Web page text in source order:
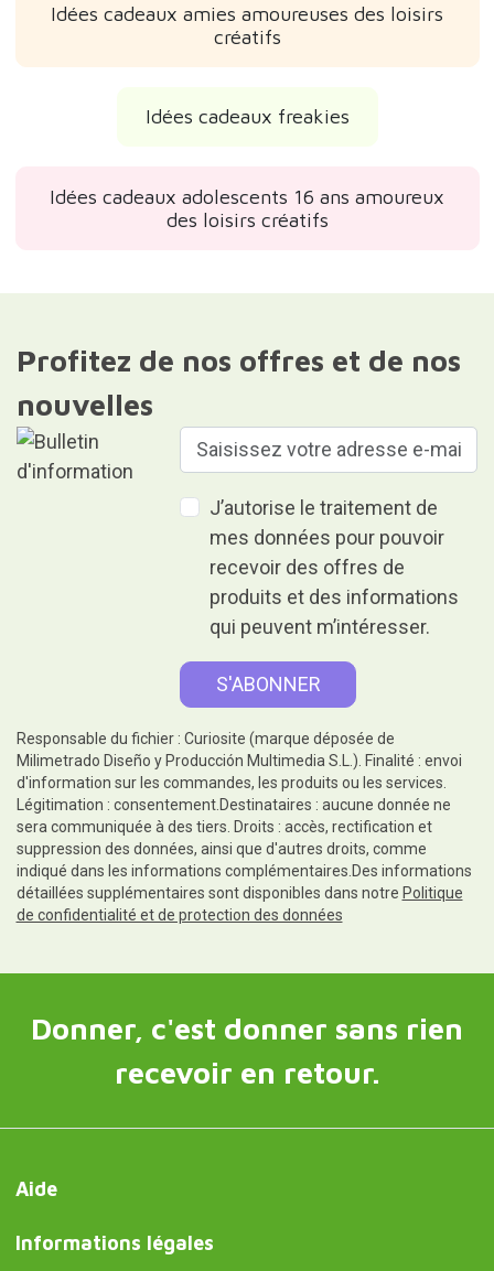
Idées cadeaux amies amoureuses des loisirs
créatifs
Idées cadeaux freakies
Idées cadeaux adolescents 16 ans amoureux
des loisirs créatifs
Profitez de nos offres et de nos
nouvelles
J’autorise le traitement de
mes données pour pouvoir
recevoir des offres de
produits et des informations
qui peuvent m’intéresser.
Responsable du fichier : Curiosite (marque déposée de
Milimetrado Diseño y Producción Multimedia S.L.). Finalité : envoi
d'information sur les commandes, les produits ou les services.
Légitimation : consentement.Destinataires : aucune donnée ne
sera communiquée à des tiers. Droits : accès, rectification et
suppression des données, ainsi que d'autres droits, comme
indiqué dans les informations complémentaires.Des informations
détaillées supplémentaires sont disponibles dans notre Politique
de confidentialité et de protection des données
Donner, c'est donner sans rien
recevoir en retour.
Aide
Informations légales